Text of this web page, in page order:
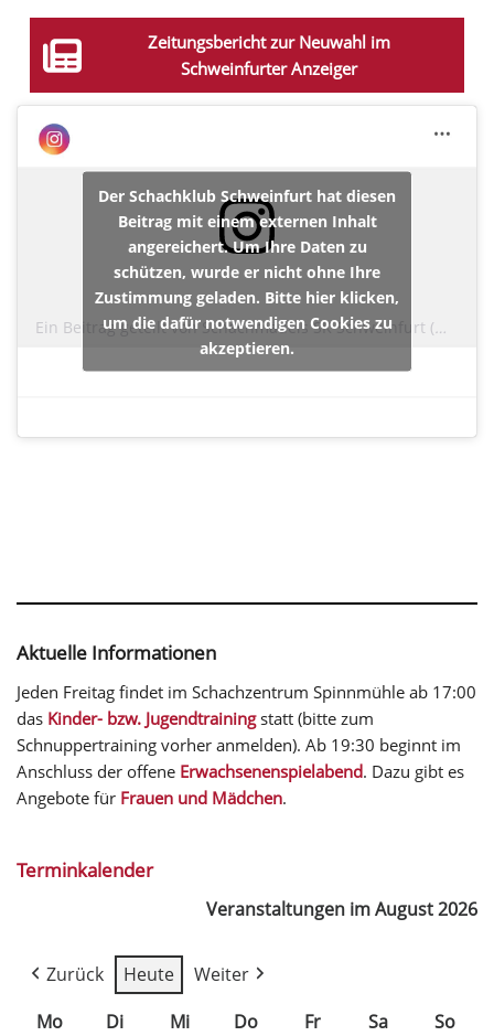
Zeitungsbericht zur Neuwahl im
Schweinfurter Anzeiger
Ein Beitrag geteilt von Schachmädels SK Schweinfurt (@maedchenschach_skschweinfurt)
Der Schachklub Schweinfurt hat diesen
Beitrag mit einem externen Inhalt
angereichert. Um Ihre Daten zu
schützen, wurde er nicht ohne Ihre
Zustimmung geladen. Bitte hier klicken,
um die dafür notwendigen Cookies zu
akzeptieren.
Aktuelle Informationen
Jeden Freitag findet im Schachzentrum Spinnmühle ab 17:00
das Kinder- bzw. Jugendtrainingstatt (bitte zum
Schnuppertraining vorher anmelden). Ab 19:30 beginnt im
Anschluss der offene Erwachsenenspielabend. Dazu gibt es
Angebote für Frauen und Mädchen.
Terminkalender
Veranstaltungen im August 2026
Zurück Heute
Weiter
Mo
Di Mi Do Fr Sa So